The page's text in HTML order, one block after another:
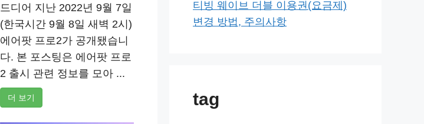
드디어 지난 2022년 9월 7일
(한국시간 9월 8일 새벽 2시)
에어팟 프로2가 공개됐습니
다. 본 포스팅은 에어팟 프로
2 출시 관련 정보를 모아 ...
더 보기
티빙 웨이브 더블 이용권(요금제)
변경 방법, 주의사항
tag